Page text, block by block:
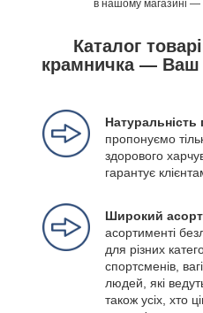
в нашому магазині
Каталог
крамничка — Ваш
Натуральність
пропонуємо
здорового
гарантує
Широкий
асортименті
для різних
спортсменів,
людей, які
також усіх, хто